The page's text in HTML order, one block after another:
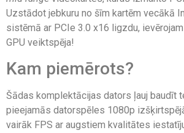
Uzstādot jebkuru no šīm kartēm vecākā
sistēmā ar PCIe 3.0 x16 ligzdu,
GPU veiktspēja!
Kam piemērots?
Šādas komplektācijas dators ļauj baudīt
pieejamās datorspēles 1080p
vairāk FPS ar augstiem kvalitātes